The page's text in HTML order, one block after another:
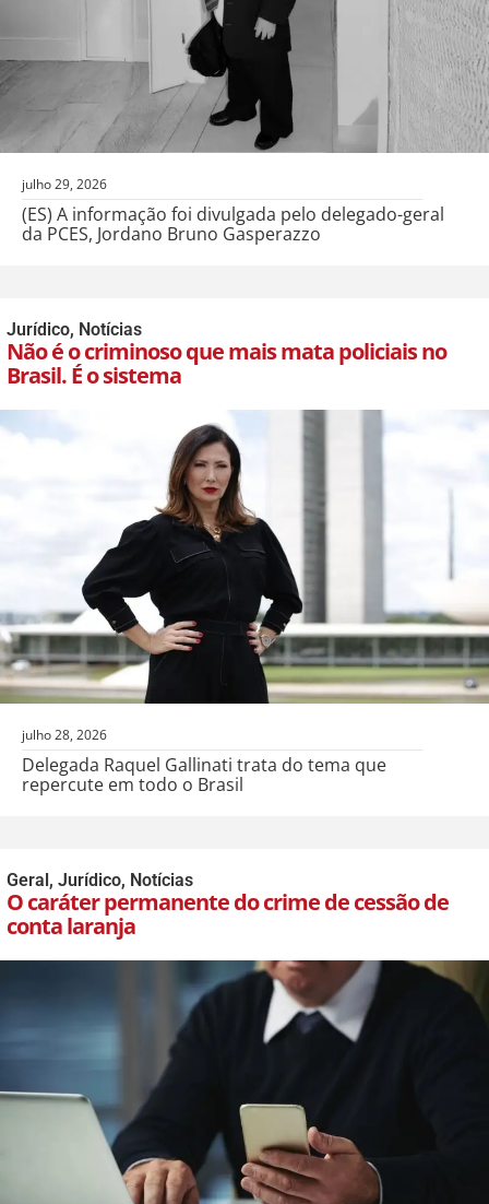
julho 29, 2026
(ES) A informação foi divulgada pelo delegado-geral
da PCES, Jordano Bruno Gasperazzo
Jurídico, Notícias
Não é o criminoso que mais mata policiais no
Brasil. É o sistema
julho 28, 2026
Delegada Raquel Gallinati trata do tema que
repercute em todo o Brasil
Geral, Jurídico, Notícias
O caráter permanente do crime de cessão de
conta laranja